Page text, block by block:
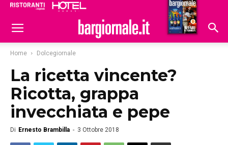
Hoteldomani
Home Dolcegiornale
La ricetta vincente?
Ricotta, grappa
invecchiata e pepe
Di Ernesto Brambilla - 3 Ottobre 2018